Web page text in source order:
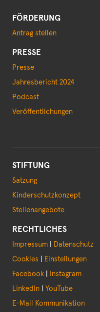
FÖRDERUNG
Antrag stellen
PRESSE
Presse
Jahresbericht 2024
Podcast
Veröffentlichungen
STIFTUNG
Satzung
Kinderschutzkonzept
Stellenangebote
RECHTLICHES
Impressum
Datenschutz
Cookies
Einstellungen
Facebook
Instagram
LinkedIn
YouTube
E-Mail Kommunikation